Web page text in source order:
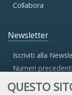
QUESTO
Collabora
Newsletter
Iscriviti alla
Numeri precedenti